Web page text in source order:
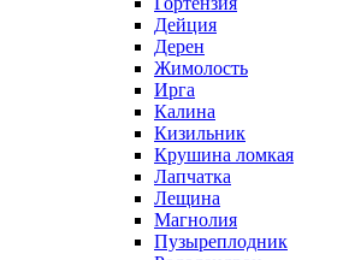
Дейция
Дерен
Жимолость
Ирга
Калина
Кизильник
Крушина ломкая
Лапчатка
Лещина
Магнолия
Пузыреплодник